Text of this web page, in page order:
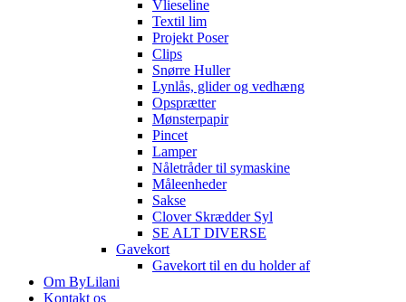
Vlieseline
Textil lim
Projekt Poser
Clips
Snørre Huller
Lynlås, glider og vedhæng
Opsprætter
Mønsterpapir
Pincet
Lamper
Nåletråder til symaskine
Måleenheder
Sakse
Clover Skrædder Syl
SE ALT DIVERSE
Gavekort
Gavekort til en du holder af
Om ByLilani
Kontakt os